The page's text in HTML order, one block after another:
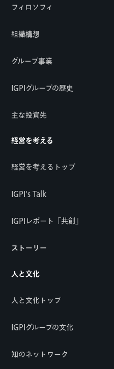
フィロソフィ
組織構想
グループ事業
IGPIグループの歴史
主な投資先
経営を考える
経営を考えるトップ
IGPI's Talk
IGPIレポート「共創」
ストーリー
人と文化
人と文化トップ
IGPIグループの文化
知のネットワーク